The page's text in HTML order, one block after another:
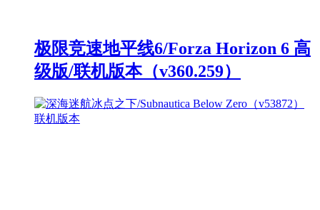
极限竞速地平线6/Forza Horizon 6 高
级版/联机版本（v360.259）